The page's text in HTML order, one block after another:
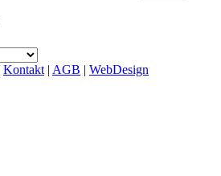
Kontakt | AGB | WebDesign